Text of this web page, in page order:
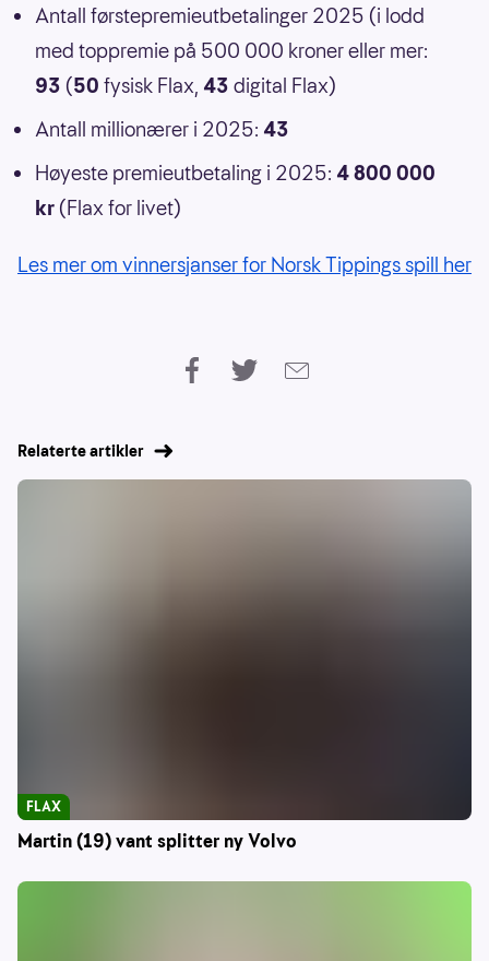
Antall førstepremieutbetalinger 2025 (i lodd
med toppremie på 500 000 kroner eller mer:
93 (50 fysisk Flax, 43 digital Flax)
Antall millionærer i 2025: 43
Høyeste premieutbetaling i 2025: 4 800 000
kr (Flax for livet)
Les mer om vinnersjanser for Norsk Tippings spill her
Relaterte artikler
Martin (19) vant splitter ny Volvo
FLAX